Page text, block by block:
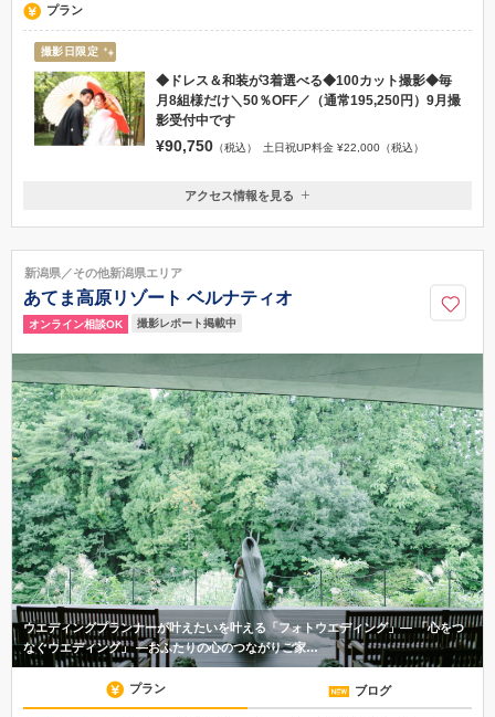
プラン
撮影日限定
◆ドレス＆和装が3着選べる◆100カット撮影◆毎
月8組様だけ＼50％OFF／（通常195,250円）9月撮
影受付中です
¥90,750 （税込） 土日祝UP料金 ¥22,000（税込）
新潟県長岡市古正寺3丁目39番地
0258-28-4322
アクセス情報を見る
新潟県／その他新潟県エリア
あてま高原リゾート ベルナティオ
オンライン相談OK 撮影レポート掲載中
ウエディングプランナーが叶えたいを叶える「フォトウエディング」― 「心をつ
なぐウエディング」 ―おふたりの心のつながりご家…
プラン ブログ